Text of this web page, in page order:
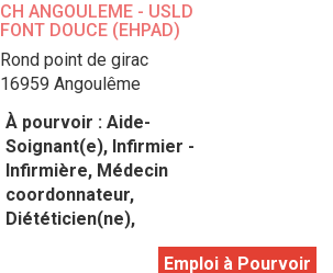
CH ANGOULEME - USLD
FONT DOUCE (EHPAD)
rond point de girac
16959 Angoulême
À pourvoir : Aide-
Soignant(e), Infirmier -
Infirmière, Médecin
coordonnateur,
Diététicien(ne),
Emploi à Pourvoir